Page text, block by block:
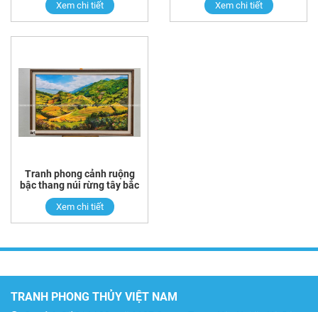
Xem chi tiết Xem chi tiết
Tranh phong cảnh ruộng
bậc thang núi rừng tây bắc
Xem chi tiết
TRANH PHONG THỦY VIỆT NAM